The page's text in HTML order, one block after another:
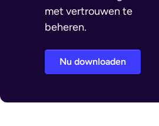
met vertrouwen te
beheren.
Nu downloaden